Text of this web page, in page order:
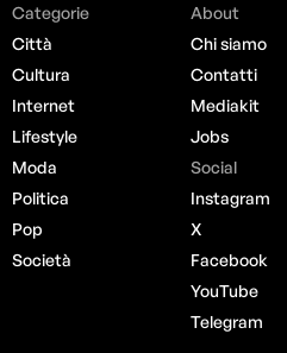
Categorie
Città
Cultura
Internet
Lifestyle
Moda
Politica
Pop
Società
About
Chi siamo
Contatti
Mediakit
Jobs
Social
Instagram
X
Facebook
YouTube
Telegram